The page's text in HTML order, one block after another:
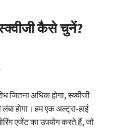
कैसे चुनें?
जितना अधिक होगा, स्क्वीजी
होगा। हम एक अल्ट्रा-हाई
एजेंट का उपयोग करते हैं, जो